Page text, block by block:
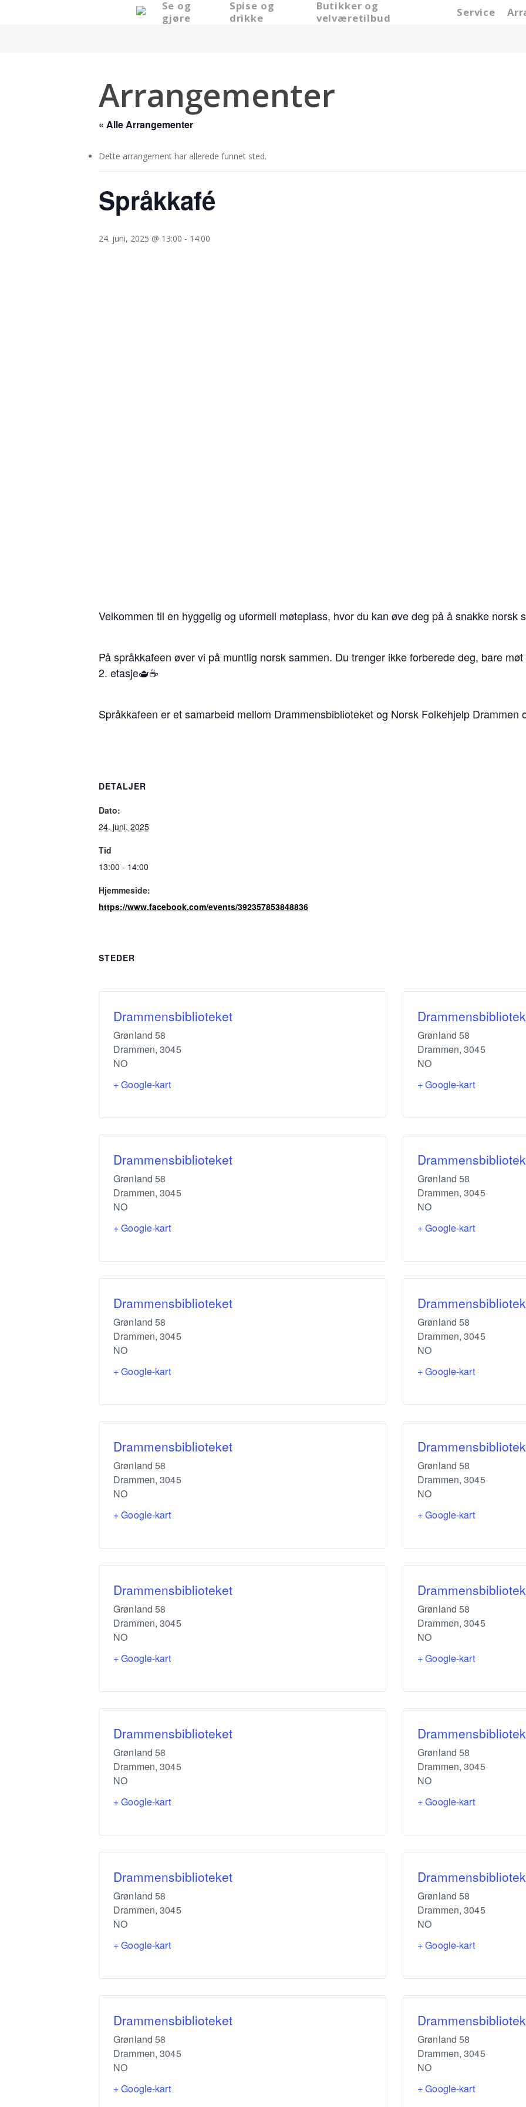
Se og
gjøre
Spise og
drikke
Butikker og
velværetilbud
Service
Arrangementer
« Alle Arrangementer
Dette arrangement har allerede funnet sted.
Språkkafé
24. juni, 2025 @ 13:00 - 14:00
Velkommen til en hyggelig og uformell møteplass, hvor du kan øve deg på å snakke norsk
På språkkafeen øver vi på muntlig norsk sammen. Du trenger ikke forberede deg, bare
2. etasje🫖☕
Språkkafeen er et samarbeid mellom Drammensbiblioteket og Norsk Folkehjelp Drammen
DETALJER
Dato:
24. juni, 2025
Tid
13:00 - 14:00
Hjemmeside:
https://www.facebook.com/events/392357853848836
STEDER
Drammensbiblioteket
Grønland 58
Drammen, 3045
NO
+ Google-kart
Grønland 58
Drammen, 3045
NO
+ Google-kart
Drammensbiblioteket
Grønland 58
Drammen, 3045
NO
+ Google-kart
Grønland 58
Drammen, 3045
NO
+ Google-kart
Drammensbiblioteket
Grønland 58
Drammen, 3045
NO
+ Google-kart
Grønland 58
Drammen, 3045
NO
+ Google-kart
Drammensbiblioteket
Grønland 58
Drammen, 3045
NO
+ Google-kart
Grønland 58
Drammen, 3045
NO
+ Google-kart
Drammensbiblioteket
Grønland 58
Drammen, 3045
NO
+ Google-kart
Grønland 58
Drammen, 3045
NO
+ Google-kart
Drammensbiblioteket
Grønland 58
Drammen, 3045
NO
+ Google-kart
Grønland 58
Drammen, 3045
NO
+ Google-kart
Drammensbiblioteket
Grønland 58
Drammen, 3045
NO
+ Google-kart
Grønland 58
Drammen, 3045
NO
+ Google-kart
Drammensbiblioteket
Grønland 58
Drammen, 3045
NO
+ Google-kart
Grønland 58
Drammen, 3045
NO
+ Google-kart